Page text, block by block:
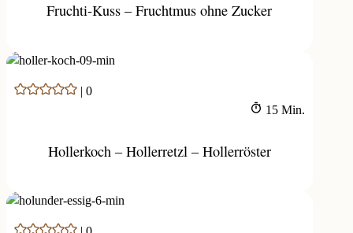
Fruchti-Kuss – Fruchtmus ohne Zucker
| 0
15Minuten
Min.
Hollerkoch – Hollerretzl – Hollerröster